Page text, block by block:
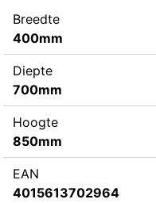
Breedte
400mm
Diepte
700mm
Hoogte
850mm
EAN
4015613702964